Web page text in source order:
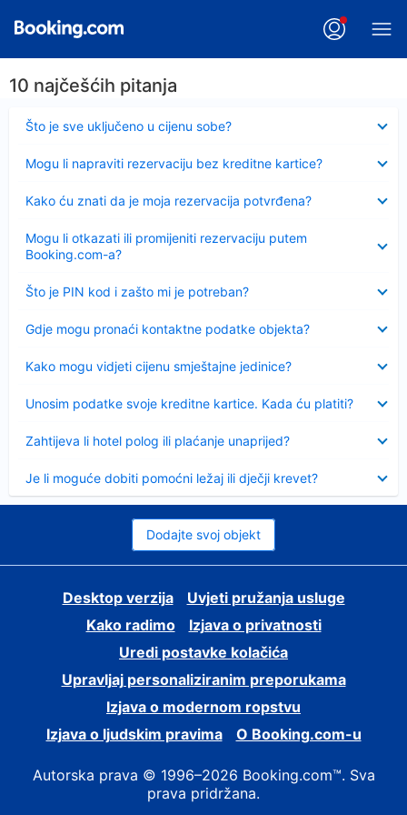
10 najčešćih pitanja
Što je sve uključeno u cijenu sobe?
Sažeto
Mogu li napraviti rezervaciju bez kreditne kartice?
Kako ću znati da je moja rezervacija potvrđena?
Mogu li otkazati ili promijeniti rezervaciju putem
Booking.com-a?
Što je PIN kod i zašto mi je potreban?
Sažeto
Gdje mogu pronaći kontaktne podatke objekta?
Kako mogu vidjeti cijenu smještajne jedinice?
Unosim podatke svoje kreditne kartice. Kada ću platiti?
Zahtijeva li hotel polog ili plaćanje unaprijed?
Je li moguće dobiti pomoćni ležaj ili dječji krevet?
Dodajte svoj objekt
Desktop verzija
Uvjeti pružanja usluge
Kako radimo
Izjava o privatnosti
Uredi postavke kolačića
Upravljaj personaliziranim preporukama
Izjava o modernom ropstvu
Izjava o ljudskim pravima
O Booking.com-u
Autorska prava © 1996–2026 Booking.com™. Sva
prava pridržana.